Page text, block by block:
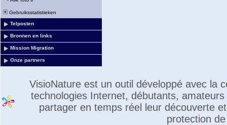
Gebruiksstatistieken
Telposten
Bronnen en links
Mission Migration
Onze partners
VisioNature est un outil développé avec la
technologies Internet, débutants,
partager en temps réel leur découverte
protection